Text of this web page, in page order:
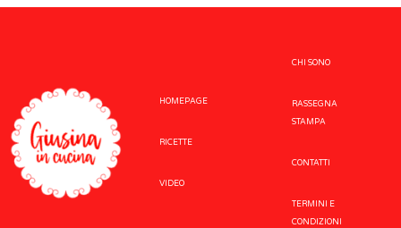
HOMEPAGE
RICETTE
VIDEO
CHI SONO
RASSEGNA
STAMPA
CONTATTI
TERMINI E
CONDIZIONI